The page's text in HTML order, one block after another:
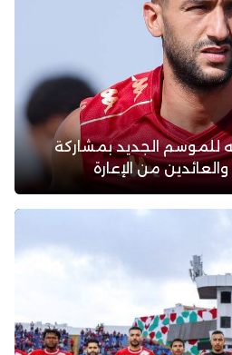
للموسم الجديد بمشاركة
من الإعارة